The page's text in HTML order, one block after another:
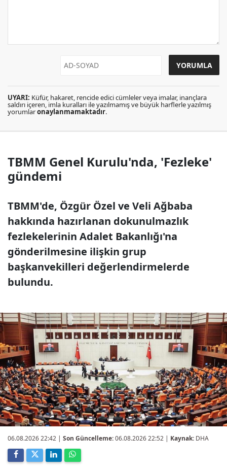
UYARI: Küfür, hakaret, rencide edici cümleler veya imalar, inançlara
saldırı içeren, imla kuralları ile yazılmamış ve büyük harflerle yazılmış
yorumlaronaylanmamaktadır.
TBMM Genel Kurulu'nda, 'Fezleke'
gündemi
TBMM'de, Özgür Özel ve Veli Ağbaba
hakkında hazırlanan dokunulmazlık
fezlekelerinin Adalet Bakanlığı'na
gönderilmesine ilişkin grup
başkanvekilleri değerlendirmelerde
bulundu.
06.08.2026 22:42 | Son Güncelleme:06.08.2026 22:52 | Kaynak: DHA